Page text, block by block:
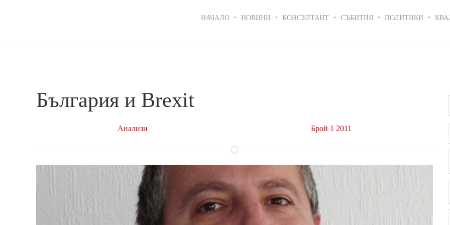
navigation
НАЧАЛО НОВИНИ КОНСУЛТАНТ СЪБИТИЯ ПОЛИТИКИ
България и Brexit
Анализи Брой 1 2011